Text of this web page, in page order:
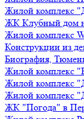
Жилой комплекс
ЖК Клубный дом
Жилой комплекс
Конструкции из
Биография,
Жилой комплекс
Жилой комплекс
Жилой комплекс
ЖК "Погода" в